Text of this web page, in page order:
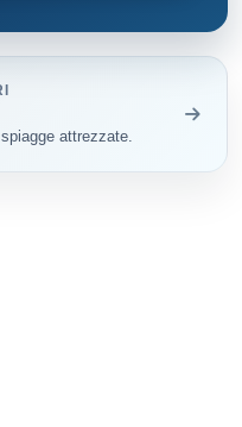
attrezzate.